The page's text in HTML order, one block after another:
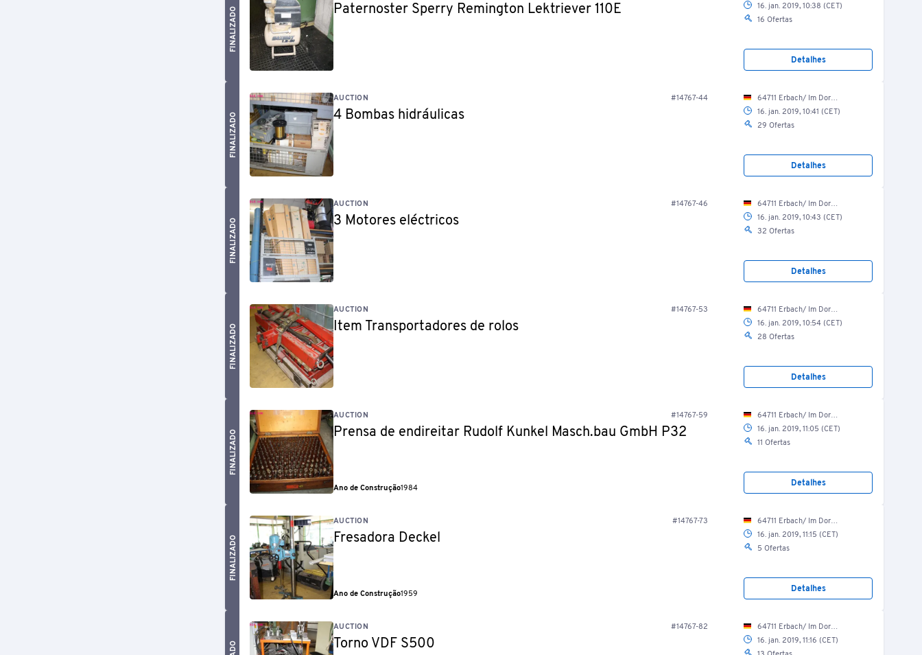
FINALIZADO Paternoster Sperry Remington Lektriever 110E
16. jan. 2019, 10:38 (CET)
16 Ofertas
Detalhes
FINALIZADO
AUCTION #14767-44
4 Bombas hidráulicas
64711 Erbach/ Im Dorf 25
16. jan. 2019, 10:41 (CET)
29 Ofertas
Detalhes
FINALIZADO
AUCTION #14767-46
3 Motores eléctricos
64711 Erbach/ Im Dorf 25
16. jan. 2019, 10:43 (CET)
32 Ofertas
Detalhes
FINALIZADO
AUCTION #14767-53
Item Transportadores de rolos
64711 Erbach/ Im Dorf 25
16. jan. 2019, 10:54 (CET)
28 Ofertas
Detalhes
FINALIZADO
AUCTION #14767-59
Prensa de endireitar Rudolf Kunkel Masch.bau GmbH P32
Ano de Construção1984
64711 Erbach/ Im Dorf 25
16. jan. 2019, 11:05 (CET)
11 Ofertas
Detalhes
FINALIZADO
AUCTION #14767-73
Fresadora Deckel
Ano de Construção1959
64711 Erbach/ Im Dorf 25
16. jan. 2019, 11:15 (CET)
5 Ofertas
Detalhes
AUCTION #14767-82
Torno VDF S500
64711 Erbach/ Im Dorf 25
16. jan. 2019, 11:16 (CET)